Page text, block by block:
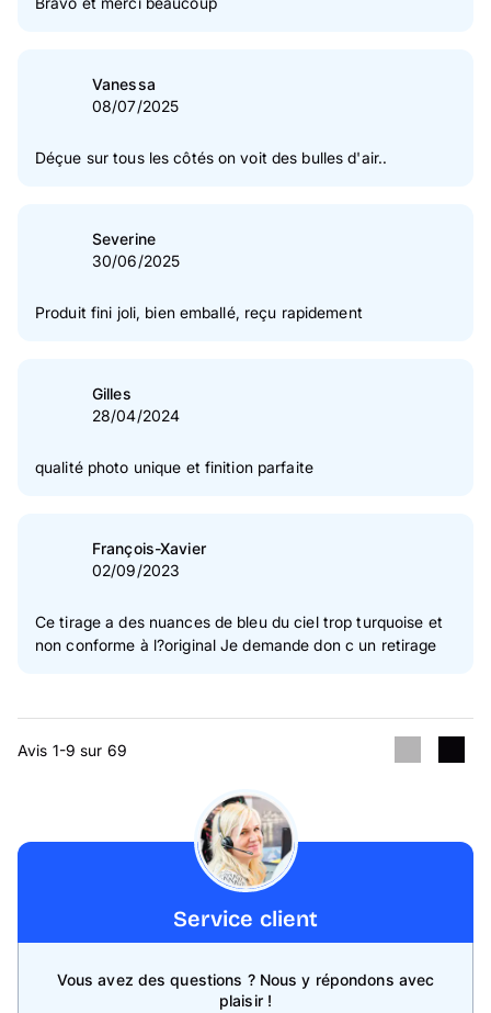
Vanessa
08/07/2025
Déçue sur tous les côtés on voit des bulles d'air..
Severine
30/06/2025
Produit fini joli, bien emballé, reçu rapidement
Gilles
28/04/2024
qualité photo unique et finition parfaite
François-Xavier
02/09/2023
Ce tirage a des nuances de bleu du ciel trop turquoise et
non conforme à l?original Je demande don c un retirage
Avis 1-9 sur 69
Service client
Vous avez des questions ? Nous y répondons avec
plaisir !